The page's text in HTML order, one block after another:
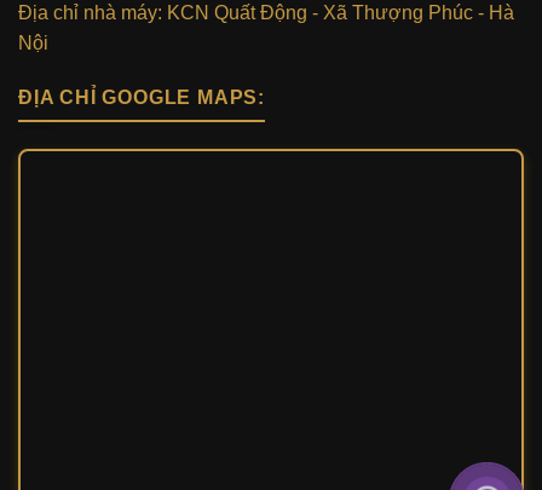
Địa chỉ nhà máy: KCN Quất Động - Xã Thượng Phúc - Hà
Nội
ĐỊA CHỈ GOOGLE MAPS: